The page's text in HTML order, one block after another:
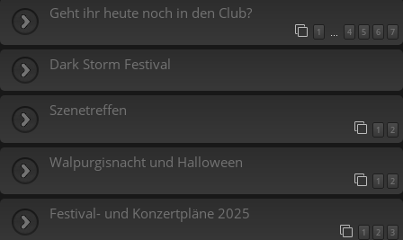
Geht ihr heute noch in den Club?
1 … 4 5 6 7
Dark Storm Festival
Szenetreffen
1 2
Walpurgisnacht und Halloween
1 2
Festival- und Konzertpläne 2025
1 2 3